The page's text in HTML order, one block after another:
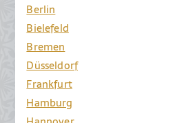
Berlin
Bielefeld
Bremen
Düsseldorf
Frankfurt
Hamburg